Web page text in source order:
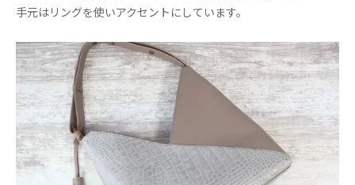
手元はリングを使いアクセントにしています。